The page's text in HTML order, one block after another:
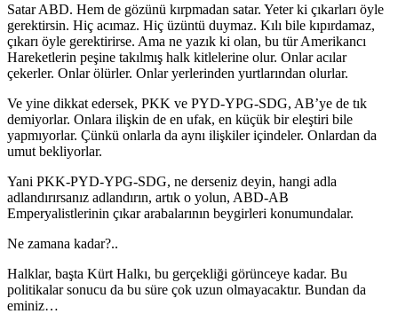
Satar ABD. Hem de gözünü kırpmadan satar. Yeter ki çıkarları öyle
gerektirsin. Hiç acımaz. Hiç üzüntü duymaz. Kılı bile kıpırdamaz,
çıkarı öyle gerektirirse. Ama ne yazık ki olan, bu tür Amerikancı
Hareketlerin peşine takılmış halk kitlelerine olur. Onlar acılar
çekerler. Onlar ölürler. Onlar yerlerinden yurtlarından olurlar.
Ve yine dikkat edersek, PKK ve PYD-YPG-SDG, AB’ye de tık
demiyorlar. Onlara ilişkin de en ufak, en küçük bir eleştiri bile
yapmıyorlar. Çünkü onlarla da aynı ilişkiler içindeler. Onlardan da
umut bekliyorlar.
Yani PKK-PYD-YPG-SDG, ne derseniz deyin, hangi adla
adlandırırsanız adlandırın, artık o yolun, ABD-AB
Emperyalistlerinin çıkar arabalarının beygirleri konumundalar.
Ne zamana kadar?..
Halklar, başta Kürt Halkı, bu gerçekliği görünceye kadar. Bu
politikalar sonucu da bu süre çok uzun olmayacaktır. Bundan da
eminiz…